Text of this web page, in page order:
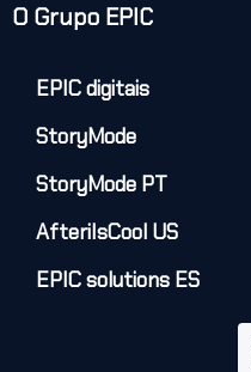
O Grupo EPIC
EPIC digitais
StoryMode
StoryMode PT
AfteriIsCool US
EPIC solutions ES